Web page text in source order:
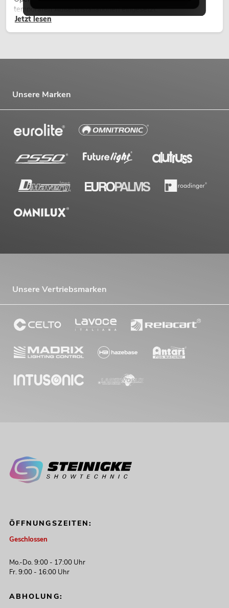
temporären Außeninstallationen eingesetzt.
Jetzt lesen
Unsere Marken
Unsere Vertriebsmarken
ÖFFNUNGSZEITEN:
Geschlossen
Mo.-Do. 9:00 - 17:00 Uhr
Fr. 9:00 - 16:00 Uhr
ABHOLUNG: